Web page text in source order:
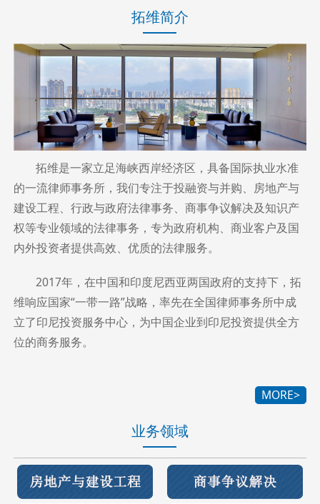
荣誉 | 拓维方家豪律师荣获福州市司法局“优秀共产党员”称号 2026-07-08
荣誉 | 印尼法律界年度风向标揭晓，AW&P（拓维雅加达办公室）获得Hukumonline 印尼领先律所等共5项荣誉 2026-06-23
法律意识及销售管理能力 | 张罕溦律师受邀为摩尔元数开展专题培训 2026-06-17
印尼驻华大使馆商务参赞一行到访拓维福州办公室，共话中国企业投资印尼 2026-06-12
荣誉 | 拓维及拓维律师荣登Benchmark Litigation 2026年度中国争议解决榜单 2026-06-05
拓维简介
拓维是一家立足海峡西岸经济区，具备国际执业水准
的一流律师事务所，我们专注于投融资与并购、房地产与
建设工程、行政与政府法律事务、商事争议解决及知识产
权等专业领域的法律事务，专为政府机构、商业客户及国
内外投资者提供高效、优质的法律服务。
2017年，在中国和印度尼西亚两国政府的支持下，拓
维响应国家“一带一路”战略，率先在全国律师事务所中成
立了印尼投资服务中心，为中国企业到印尼投资提供全方
位的商务服务。
MORE>
业务领域